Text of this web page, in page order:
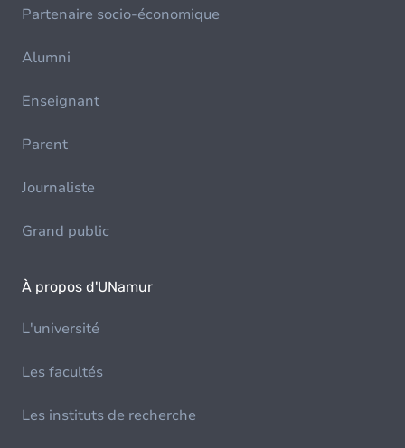
Partenaire socio-économique
Alumni
Enseignant
Parent
Journaliste
Grand public
À propos d'UNamur
L'université
Les facultés
Les instituts de recherche